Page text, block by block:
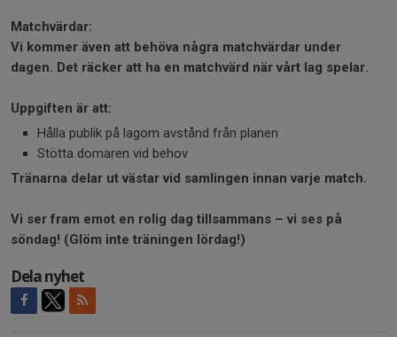
Matchvärdar:
Vi kommer även att behöva några matchvärdar under
dagen. Det räcker att ha en matchvärd när vårt lag spelar.
Uppgiften är att:
Hålla publik på lagom avstånd från planen
Stötta domaren vid behov
Tränarna delar ut västar vid samlingen innan varje match.
Vi ser fram emot en rolig dag tillsammans – vi ses på
söndag! (Glöm inte träningen lördag!)
Dela nyhet